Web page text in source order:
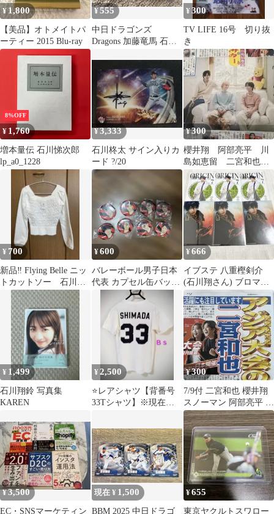
¥ 1,800
【美品】オトメイトパ
ーティー 2015 Blu-ray
¥555
中日ドラゴンズ
Dragons 加藤竜馬 石川
¥300
TV LIFE 16号 切り抜
き
8%OFF
¥ 1,760
増本量伝 石川悌次郎
lp_a0_1228
¥3,333
石川柊太 サイン入りカ
ード ?/20
¥300
櫻井翔 阿部亮平 川
島如恵留 二宮和也
石川佳純 大谷翔平
7/9中日スポーツ
¥ 700
新品‼︎ Flying Belle ニッ
トカットソー 石川翔
¥600
バレーボール男子日本
代表 カプセル缶バッチ
コレクション
¥666
イブステ 八重樫剣介
(石川翔さん) ブロマイ
ド
¥ 1,499
石川翔鈴 写真集
KAREN
¥ 2,500
⭐️レアシャツ【背番号
33Tシャツ】※現在は
¥300
7/9付 二宮和也 櫻井翔
スノーマン 阿部亮平 ト
ラジャ 川島如恵留 中日
スポ
¥3,500
EC・SNSマーケティン
現在 ¥ 1,500
BBM 2025 中日ドラゴ
¥655
東京ヤクルトスワロー